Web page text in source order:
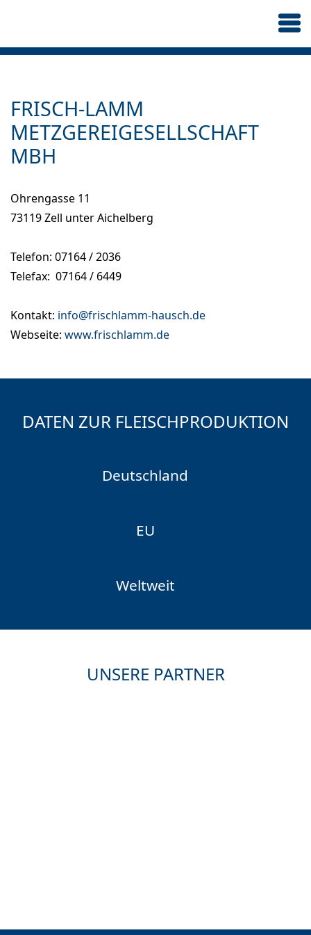
FRISCH-LAMM
METZGEREIGESELLSCHAFT
MBH
Ohrengasse 11
73119 Zell unter Aichelberg
Telefon: 07164 / 2036
Telefax: 07164 / 6449
Kontakt: info@frischlamm-hausch.de
Webseite: www.frischlamm.de
DATEN ZUR FLEISCHPRODUKTION
Deutschland
EU
Weltweit
UNSERE PARTNER